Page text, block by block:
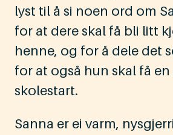
lyst til å si noen ord om
for at dere skal få bli litt
henne, og for å dele det
for at også hun skal få
skolestart.
Sanna er ei varm,